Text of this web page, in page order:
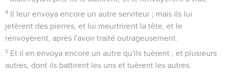
maîtres de la loi
37 Puis donc que David lui-même l'appelle Seigneur,
comment est-il son fils ? Et une grande multitude prenait
plaisir à l'écouter.
38 Il leur disait aussi, en les enseignant : Gardez-vous des